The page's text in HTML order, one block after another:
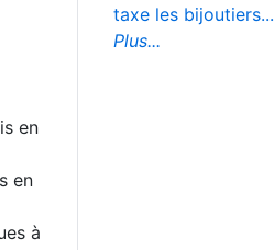
en
en
à
taxe les bijoutiers...
Plus...